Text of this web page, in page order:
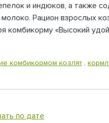
и индюков, а также
Рацион взрослых
комбикорму «Высокий
комбикормом козлят ,
по дате